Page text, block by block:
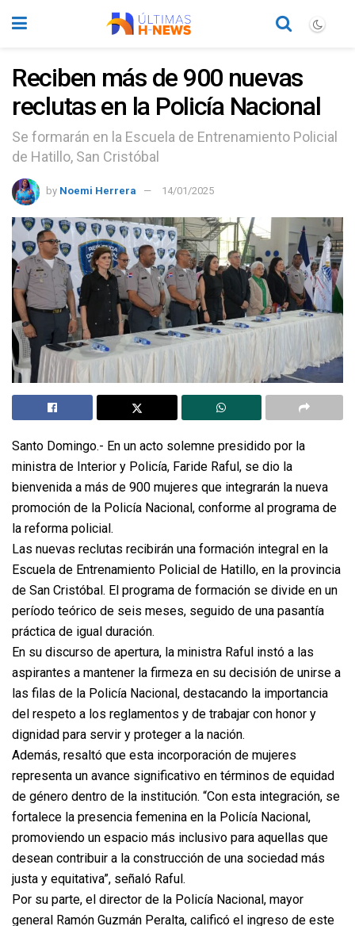
Reciben más de 900 nuevas
reclutas en la Policía Nacional
Se formarán en la Escuela de Entrenamiento Policial
de Hatillo, San Cristóbal
by Noemi Herrera 14/01/2025
Santo Domingo.- En un acto solemne presidido por la
ministra de Interior y Policía, Faride Raful, se dio la
bienvenida a más de 900 mujeres que integrarán la nueva
promoción de la Policía Nacional, conforme al programa de
la reforma policial.
Las nuevas reclutas recibirán una formación integral en la
Escuela de Entrenamiento Policial de Hatillo, en la provincia
de San Cristóbal. El programa de formación se divide en un
período teórico de seis meses, seguido de una pasantía
práctica de igual duración.
En su discurso de apertura, la ministra Raful instó a las
aspirantes a mantener la firmeza en su decisión de unirse a
las filas de la Policía Nacional, destacando la importancia
del respeto a los reglamentos y de trabajar con honor y
dignidad para servir y proteger a la nación.
Además, resaltó que esta incorporación de mujeres
representa un avance significativo en términos de equidad
de género dentro de la institución. “Con esta integración, se
fortalece la presencia femenina en la Policía Nacional,
promoviendo un espacio más inclusivo para aquellas que
desean contribuir a la construcción de una sociedad más
justa y equitativa”, señaló Raful.
Por su parte, el director de la Policía Nacional, mayor
general Ramón Guzmán Peralta, calificó el ingreso de este